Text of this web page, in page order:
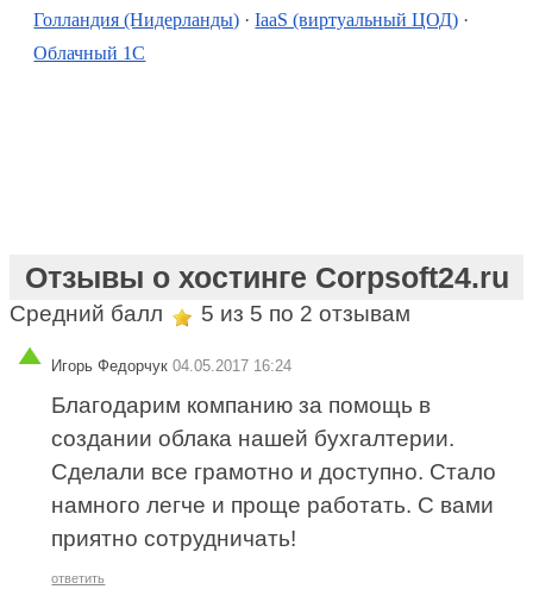
Голландия (Нидерланды) ·IaaS (виртуальный ЦОД) ·
Облачный 1С
Отзывы о хостинге Corpsoft24.ru
Средний балл 5 из 5 по 2 отзывам
Игорь Федорчук 04.05.2017 16:24
Благодарим компанию за помощь в
создании облака нашей бухгалтерии.
Сделали все грамотно и доступно. Стало
намного легче и проще работать. С вами
приятно сотрудничать!
ответить